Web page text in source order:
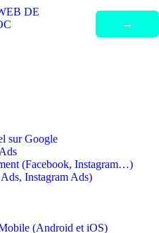
sur Google
(Facebook, Instagram…)
Instagram Ads)
(Android et iOS)